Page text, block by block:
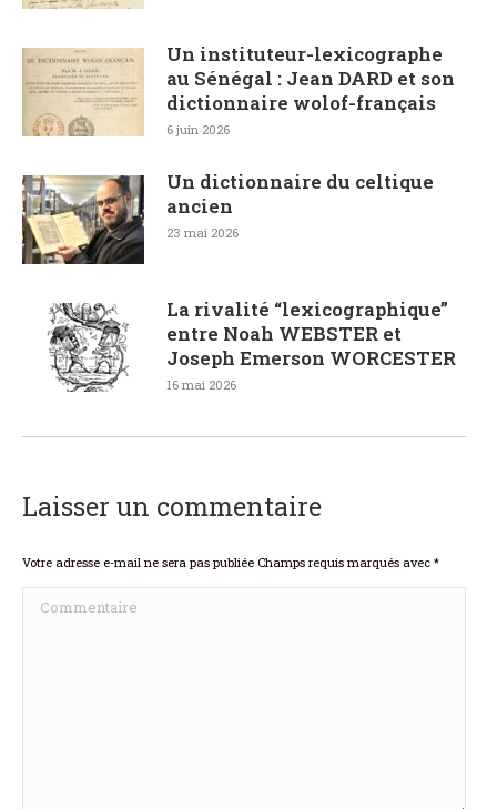
Un instituteur-lexicographe
au Sénégal : Jean DARD et son
dictionnaire wolof-français
6 juin 2026
Un dictionnaire du celtique
ancien
23 mai 2026
La rivalité “lexicographique”
entre Noah WEBSTER et
Joseph Emerson WORCESTER
16 mai 2026
Laisser un commentaire
Votre adresse e-mail ne sera pas publiée Champs requis marqués avec *
Commentaire